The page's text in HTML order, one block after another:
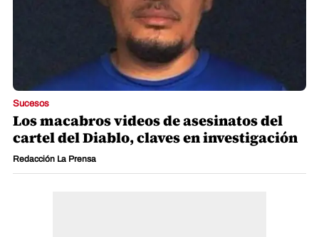
Sucesos
Los macabros videos de asesinatos del
cartel del Diablo, claves en investigación
Redacción La Prensa